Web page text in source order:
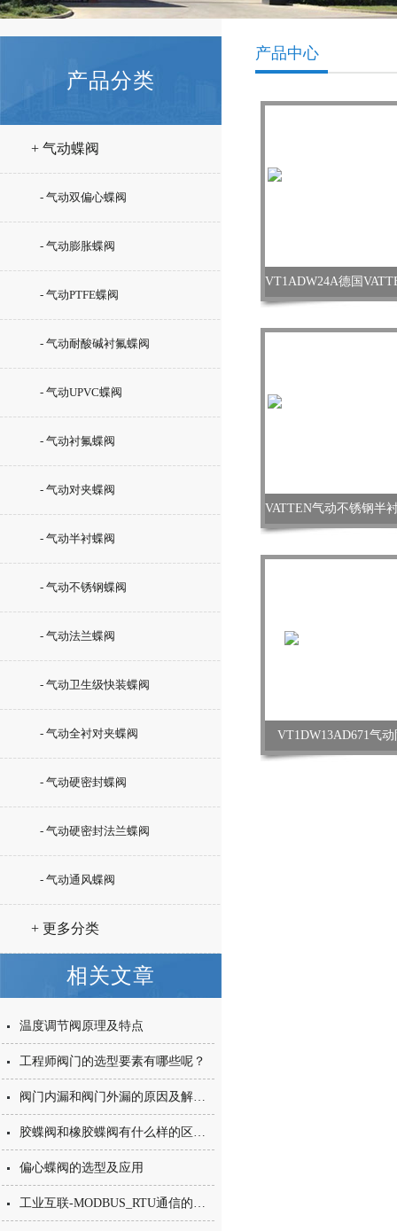
产品分类
+ 气动蝶阀
- 气动双偏心蝶阀
- 气动膨胀蝶阀
- 气动PTFE蝶阀
- 气动耐酸碱衬氟蝶阀
- 气动UPVC蝶阀
- 气动衬氟蝶阀
- 气动对夹蝶阀
- 气动半衬蝶阀
- 气动不锈钢蝶阀
- 气动法兰蝶阀
- 气动卫生级快装蝶阀
- 气动全衬对夹蝶阀
- 气动硬密封蝶阀
- 气动硬密封法兰蝶阀
- 气动通风蝶阀
+ 更多分类
相关文章
温度调节阀原理及特点
工程师阀门的选型要素有哪些呢？
阀门内漏和阀门外漏的原因及解决办法
胶蝶阀和橡胶蝶阀有什么样的区别和不同呢？
偏心蝶阀的选型及应用
工业互联-MODBUS_RTU通信的简单介绍
产品中心
VT1DW13AD671气